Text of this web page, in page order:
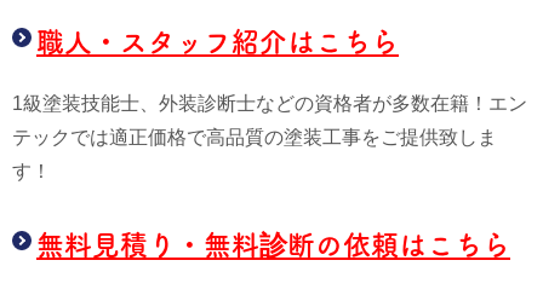
職人・スタッフ紹介はこちら
1級塗装技能士、外装診断士などの資格者が多数在籍！エン
テックでは適正価格で高品質の塗装工事をご提供致しま
す！
無料見積り・無料診断の依頼はこちら